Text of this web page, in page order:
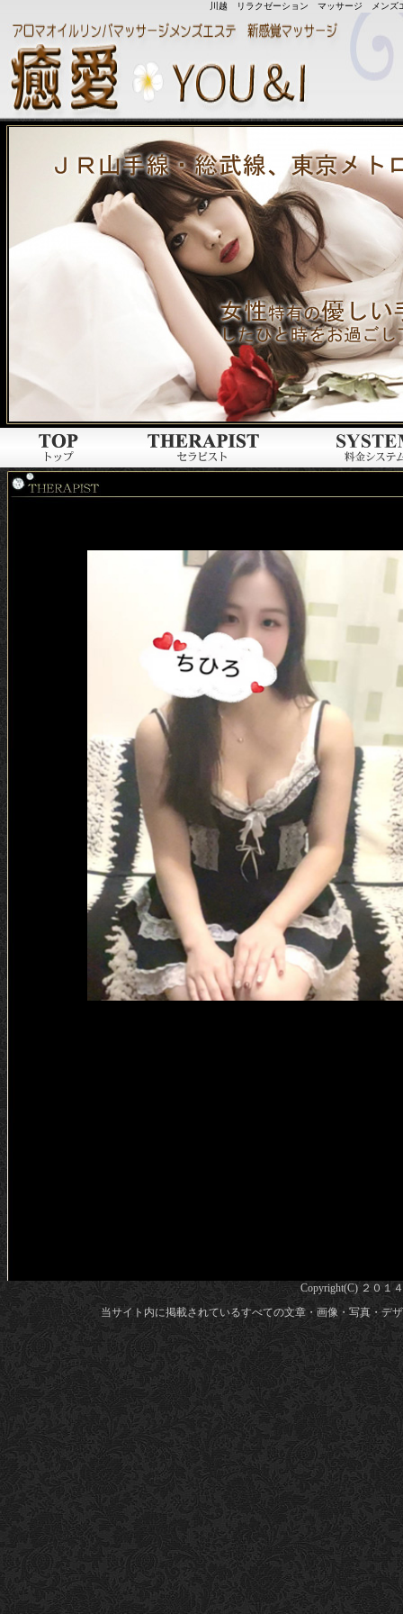
川越 リラクゼーション マッサージ メン
Copyright(C) ２０１
当サイト内に掲載されているすべての文章・画像・写真・デ